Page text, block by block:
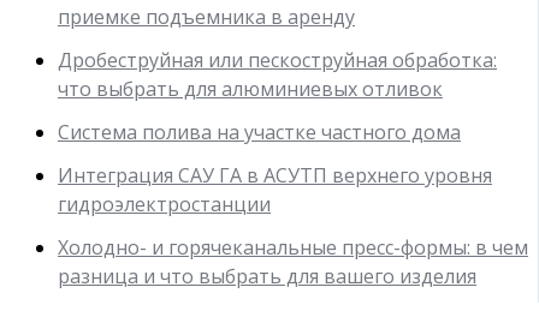
приемке подъемника в аренду
Дробеструйная или пескоструйная обработка:
что выбрать для алюминиевых отливок
Система полива на участке частного дома
Интеграция САУ ГА в АСУТП верхнего уровня
гидроэлектростанции
Холодно- и горячеканальные пресс-формы: в чем
разница и что выбрать для вашего изделия